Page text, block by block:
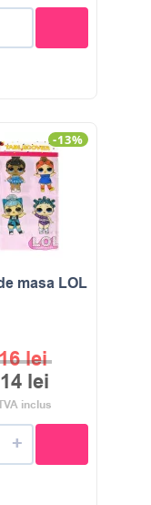
-13%
masa LOL
lei
14 lei
inclus
+